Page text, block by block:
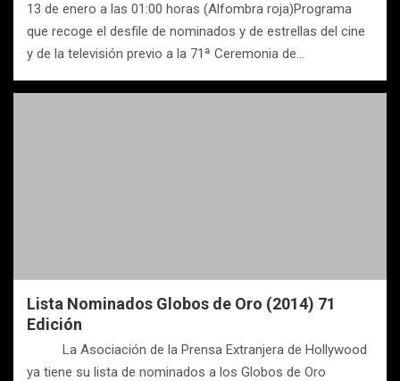
13 de enero a las 01:00 horas (Alfombra roja)Programa
que recoge el desfile de nominados y de estrellas del cine
y de la televisión previo a la 71ª Ceremonia de…
Lista Nominados Globos de Oro (2014) 71
Edición
La Asociación de la Prensa Extranjera de Hollywood
ya tiene su lista de nominados a los Globos de Oro